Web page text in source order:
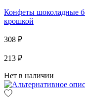
Конфеты шоколадные
крошкой
308 ₽
213 ₽
Нет в наличии